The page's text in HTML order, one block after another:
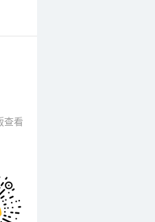
查看